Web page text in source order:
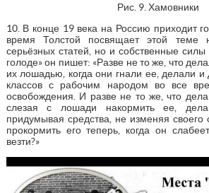
Рис. 9. Хамовники
10. В конце 19 века на Россию приходит
время Толстой посвящает этой теме
серьёзных статей, но и собственные
голоде» он пишет: «Разве не то же, что
их лошадью, когда они гнали ее, делали
классов с рабочим народом во все
освобождения. И разве не то же, что
слезая с лошади накормить ее,
придумывая средства, не изменяя
прокормить его теперь, когда он
везти?»